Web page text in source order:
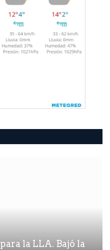
la LLA. Bajó la